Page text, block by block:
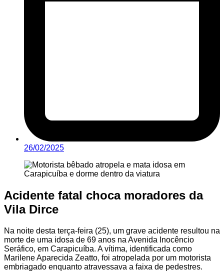
26/02/2025
Acidente fatal choca moradores da
Vila Dirce
Na noite desta terça-feira (25), um grave acidente resultou na
morte de uma idosa de 69 anos na Avenida Inocêncio
Seráfico, em Carapicuíba. A vítima, identificada como
Marilene Aparecida Zeatto, foi atropelada por um motorista
embriagado enquanto atravessava a faixa de pedestres.